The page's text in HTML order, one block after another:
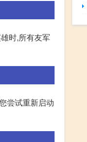
时,所有友军
尝试重新启动